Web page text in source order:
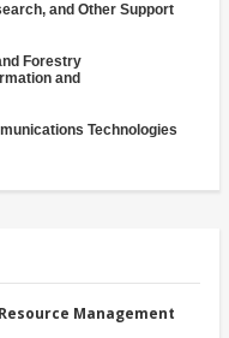
and Other Support
Forestry
and
Technologies
Management